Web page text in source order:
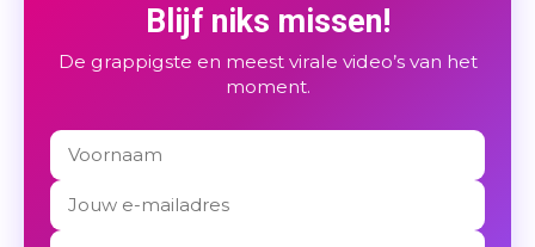
Blijf niks missen!
De grappigste en meest virale video’s van het
moment.